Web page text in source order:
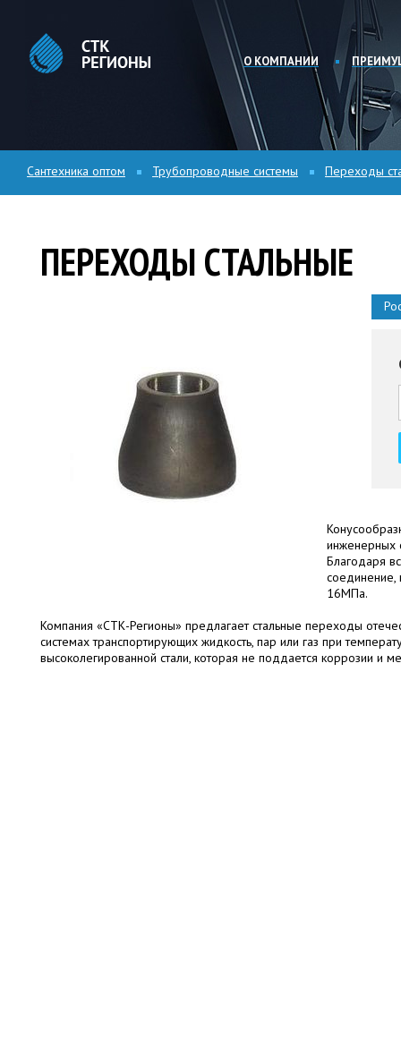
О КОМПАНИИ
Сантехника оптом Трубопроводные системы Переходы
ПЕРЕХОДЫ СТАЛЬНЫЕ
инженерных
Благодаря
соединение,
16МПа.
Компания «СТК-Регионы» предлагает стальные переходы
системах транспортирующих жидкость, пар или газ при
высоколегированной стали, которая не поддается коррозии и